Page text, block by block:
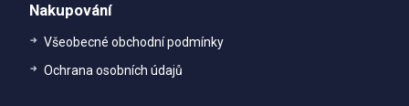
Nakupování
Všeobecné obchodní podmínky
Ochrana osobních údajů